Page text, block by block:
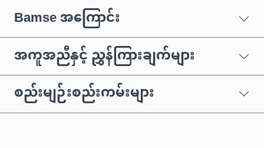
Bamse အကြောင်း
အကူအညီနှင့် ညွှန်ကြားချက်များ
စည်းမျဉ်းစည်းကမ်းများ